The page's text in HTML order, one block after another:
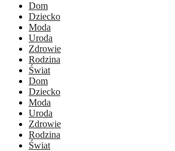
Dom
Dziecko
Moda
Uroda
Zdrowie
Rodzina
Świat
Dom
Dziecko
Moda
Uroda
Zdrowie
Rodzina
Świat